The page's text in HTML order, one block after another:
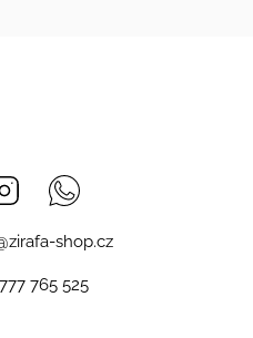
Instagram
zirafa-shop.cz
765 525